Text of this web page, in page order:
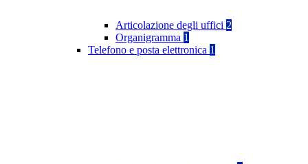
Articolazione degli uffici 2
Organigramma 1
Telefono e posta elettronica 1